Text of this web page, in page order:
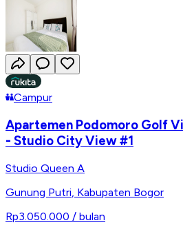
Campur
Apartemen Podomoro Golf
- Studio City View #1
Studio Queen A
Gunung Putri, Kabupaten Bogor
Rp3.050.000 / bulan